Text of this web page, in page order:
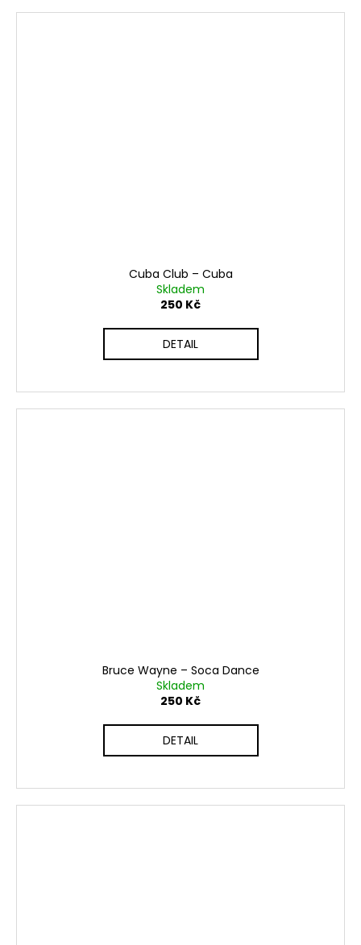
Cuba Club ‎– Cuba
Skladem
250 Kč
DETAIL
Bruce Wayne ‎– Soca Dance
Skladem
250 Kč
DETAIL